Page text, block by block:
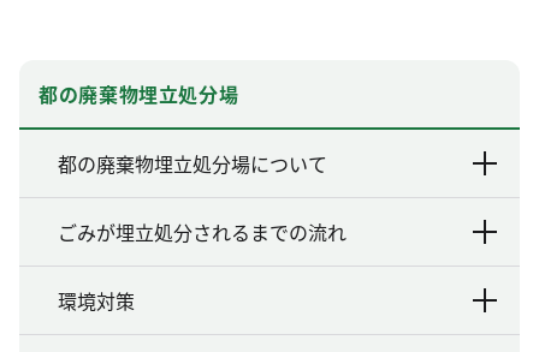
都の廃棄物埋立処分場
都の廃棄物埋立処分場について
ごみが埋立処分されるまでの流れ
環境対策